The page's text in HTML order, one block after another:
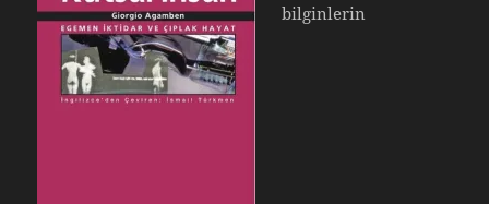
bilginlerin